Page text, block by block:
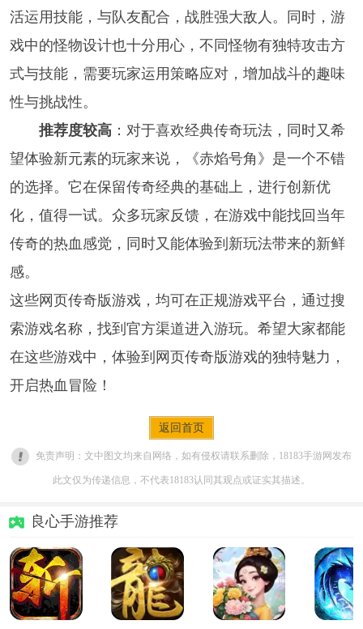
活运用技能，与队友配合，战胜强大敌人。同时，游
戏中的怪物设计也十分用心，不同怪物有独特攻击方
式与技能，需要玩家运用策略应对，增加战斗的趣味
性与挑战性。
推荐度较高：对于喜欢经典传奇玩法，同时又希
望体验新元素的玩家来说，《赤焰号角》是一个不错
的选择。它在保留传奇经典的基础上，进行创新优
化，值得一试。众多玩家反馈，在游戏中能找回当年
传奇的热血感觉，同时又能体验到新玩法带来的新鲜
感。
这些网页传奇版游戏，均可在正规游戏平台，通过搜
索游戏名称，找到官方渠道进入游玩。希望大家都能
在这些游戏中，体验到网页传奇版游戏的独特魅力，
开启热血冒险！
返回首页
免责声明：文中图文均来自网络，如有侵权请联系删除，18183手游网发布
此文仅为传递信息，不代表18183认同其观点或证实其描述。
良心手游推荐